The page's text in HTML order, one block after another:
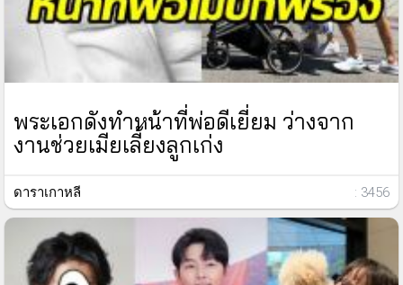
พระเอกดังทำหน้าที่พ่อดีเยี่ยม ว่างจาก
งานช่วยเมียเลี้ยงลูกเก่ง
ดาราเกาหลี : 3456